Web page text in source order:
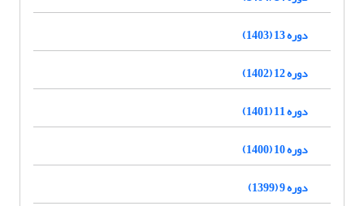
دوره 13 (1403)
دوره 12 (1402)
دوره 11 (1401)
دوره 10 (1400)
دوره 9 (1399)